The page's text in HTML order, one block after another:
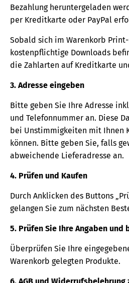
Bezahlung heruntergeladen
per Kreditkarte oder PayPal
Sobald sich im Warenkorb
kostenpflichtige Downloads
die Zahlarten auf Kreditkarte
3. Adresse eingeben
Bitte geben Sie Ihre Adresse
und Telefonnummer an. Diese
bei Unstimmigkeiten mit Ihnen
können. Bitte geben Sie, falls
abweichende Lieferadresse an.
4. Prüfen und Kaufen
Durch Anklicken des Buttons
gelangen Sie zum nächsten
5. Prüfen Sie Ihre Angaben
Überprüfen Sie Ihre
Warenkorb gelegten Produkte.